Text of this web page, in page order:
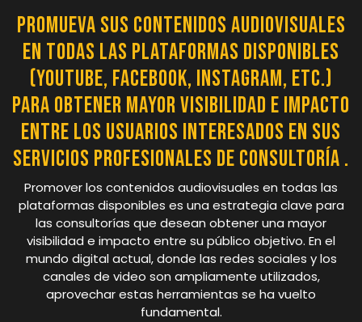
Promueva sus contenidos audiovisuales
en todas las plataformas disponibles
(YouTube, Facebook, Instagram, etc.)
para obtener mayor visibilidad e impacto
entre los usuarios interesados ​​en sus
servicios profesionales de consultoría .
Promover los contenidos audiovisuales en todas las
plataformas disponibles es una estrategia clave para
las consultorías que desean obtener una mayor
visibilidad e impacto entre su público objetivo. En el
mundo digital actual, donde las redes sociales y los
canales de video son ampliamente utilizados,
aprovechar estas herramientas se ha vuelto
fundamental.